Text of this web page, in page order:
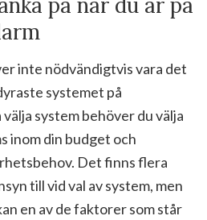
inte nödvändigtvis vara det
systemet på
system behöver du välja
inom din budget och
Det finns flera
till vid val av system, men
en av de faktorer som står